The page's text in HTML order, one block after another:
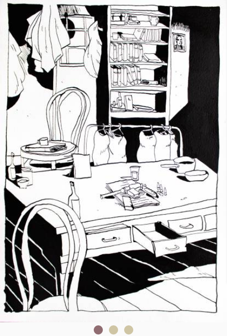
Skip to main content